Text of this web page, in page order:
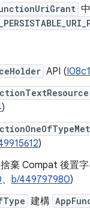
API (
)
)
棄 Compat 後置
、 b/449797980)
建構